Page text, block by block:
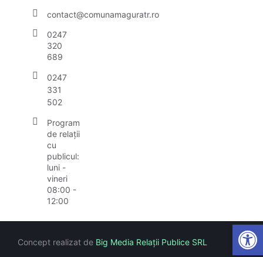
contact@comunamaguratr.ro
0247
320
689
0247
331
502
Program
de relații
cu
publicul:
luni -
vineri
08:00 -
12:00
Concept realizat de Big Media Relații Publice SRL